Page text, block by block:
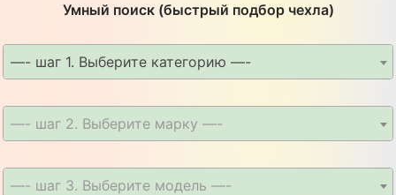
Умный поиск (быстрый подбор чехла)
—- шаг 1. Выберите категорию —-
—- шаг 2. Выберите марку —-
—- шаг 3. Выберите модель —-